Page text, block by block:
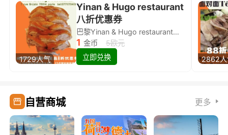
1729人气
Yinan & Hugo restaurant
八折优惠券
巴黎Yinan & Hugo restaurant除简餐类全场8折
1 金币
5欧元
立即兑换
2862
自营商城 更多